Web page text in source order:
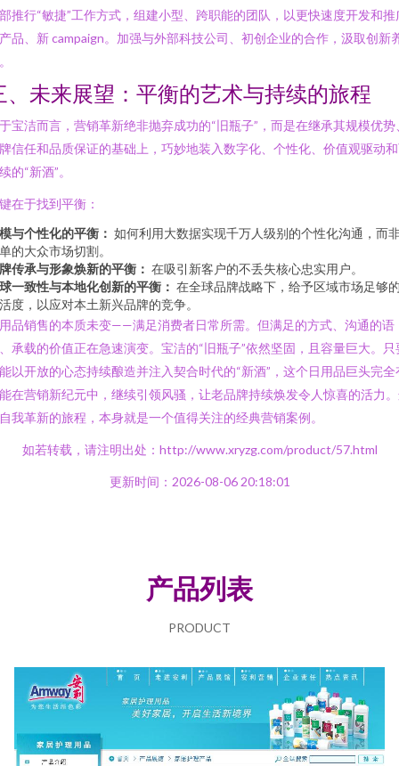
推行“敏捷”工作方式，组建小型、跨职能的团队，以更快速度开发和推
品、新 campaign。加强与外部科技公司、初创企业的合作，汲取创新
、未来展望：平衡的艺术与持续的旅程
宝洁而言，营销革新绝非抛弃成功的“旧瓶子”，而是在继承其规模优势
信任和品质保证的基础上，巧妙地装入数字化、个性化、价值观驱动
的“新酒”。
在于找到平衡：
与个性化的平衡： 如何利用大数据实现千万人级别的个性化沟通，而
的大众市场切割。
传承与形象焕新的平衡： 在吸引新客户的不丢失核心忠实用户。
一致性与本地化创新的平衡： 在全球品牌战略下，给予区域市场足够
度，以应对本土新兴品牌的竞争。
品销售的本质未变——满足消费者日常所需。但满足的方式、沟通的语
承载的价值正在急速演变。宝洁的“旧瓶子”依然坚固，且容量巨大。只
以开放的心态持续酿造并注入契合时代的“新酒”，这个日用品巨头完全
在营销新纪元中，继续引领风骚，让老品牌持续焕发令人惊喜的活力
我革新的旅程，本身就是一个值得关注的经典营销案例。
如若转载，请注明出处：http://www.xryzg.com/product/57.html
更新时间：2026-08-06 20:18:01
产品列表
PRODUCT